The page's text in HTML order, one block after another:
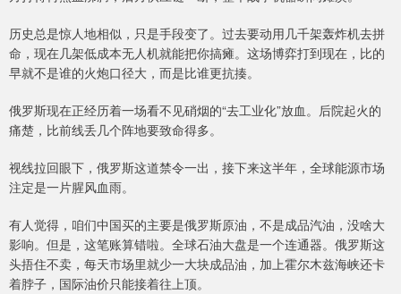
历史总是惊人地相似，只是手段变了。过去要动用几千架轰炸机去拼
命，现在几架低成本无人机就能把你搞瘫。这场博弈打到现在，比的
早就不是谁的火炮口径大，而是比谁更抗揍。
俄罗斯现在正经历着一场看不见硝烟的“去工业化”放血。后院起火的
痛楚，比前线丢几个阵地要致命得多。
视线拉回眼下，俄罗斯这道禁令一出，接下来这半年，全球能源市场
注定是一片腥风血雨。
有人觉得，咱们中国买的主要是俄罗斯原油，不是成品汽油，没啥大
影响。但是，这笔账算错啦。全球石油大盘是一个连通器。俄罗斯这
头捂住不卖，每天市场里就少一大块成品油，加上霍尔木兹海峡还卡
着脖子，国际油价只能接着往上顶。